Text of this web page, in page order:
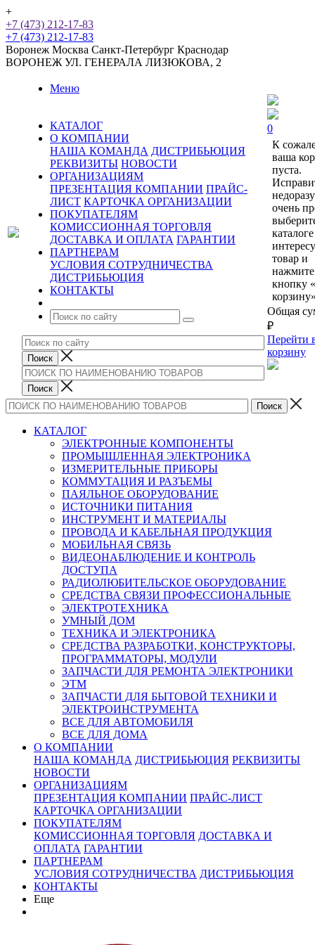
+
+7 (473) 212-17-83
+7 (473) 212-17-83
Воронеж Москва Санкт-Петербург Краснодар
ВОРОНЕЖ УЛ. ГЕНЕРАЛА ЛИЗЮКОВА, 2
Меню
КАТАЛОГ
О КОМПАНИИ
НАША КОМАНДА ДИСТРИБЬЮЦИЯ
РЕКВИЗИТЫ НОВОСТИ
ОРГАНИЗАЦИЯМ
ПРЕЗЕНТАЦИЯ КОМПАНИИ ПРАЙС-
ЛИСТ КАРТОЧКА ОРГАНИЗАЦИИ
ПОКУПАТЕЛЯМ
КОМИССИОННАЯ ТОРГОВЛЯ
ДОСТАВКА И ОПЛАТА ГАРАНТИИ
ПАРТНЕРАМ
УСЛОВИЯ СОТРУДНИЧЕСТВА
ДИСТРИБЬЮЦИЯ
КОНТАКТЫ
0
К
ваша
пуста.
очень
каталоге
товар и
нажмите
кнопку
Общая
₽
Перейти
корзину
КАТАЛОГ
ЭЛЕКТРОННЫЕ КОМПОНЕНТЫ
ПРОМЫШЛЕННАЯ ЭЛЕКТРОНИКА
ИЗМЕРИТЕЛЬНЫЕ ПРИБОРЫ
КОММУТАЦИЯ И РАЗЪЕМЫ
ПАЯЛЬНОЕ ОБОРУДОВАНИЕ
ИСТОЧНИКИ ПИТАНИЯ
ИНСТРУМЕНТ И МАТЕРИАЛЫ
ПРОВОДА И КАБЕЛЬНАЯ ПРОДУКЦИЯ
МОБИЛЬНАЯ СВЯЗЬ
ВИДЕОНАБЛЮДЕНИЕ И КОНТРОЛЬ
ДОСТУПА
РАДИОЛЮБИТЕЛЬСКОЕ ОБОРУДОВАНИЕ
СРЕДСТВА СВЯЗИ ПРОФЕССИОНАЛЬНЫЕ
ЭЛЕКТРОТЕХНИКА
УМНЫЙ ДОМ
ТЕХНИКА И ЭЛЕКТРОНИКА
СРЕДСТВА РАЗРАБОТКИ, КОНСТРУКТОРЫ,
ПРОГРАММАТОРЫ, МОДУЛИ
ЗАПЧАСТИ ДЛЯ РЕМОНТА ЭЛЕКТРОНИКИ
ЭТМ
ЗАПЧАСТИ ДЛЯ БЫТОВОЙ ТЕХНИКИ И
ЭЛЕКТРОИНСТРУМЕНТА
ВСЕ ДЛЯ АВТОМОБИЛЯ
ВСЕ ДЛЯ ДОМА
О КОМПАНИИ
НАША КОМАНДА ДИСТРИБЬЮЦИЯ РЕКВИЗИТЫ
НОВОСТИ
ОРГАНИЗАЦИЯМ
ПРЕЗЕНТАЦИЯ КОМПАНИИ ПРАЙС-ЛИСТ
КАРТОЧКА ОРГАНИЗАЦИИ
ПОКУПАТЕЛЯМ
КОМИССИОННАЯ ТОРГОВЛЯ ДОСТАВКА И
ОПЛАТА ГАРАНТИИ
ПАРТНЕРАМ
УСЛОВИЯ СОТРУДНИЧЕСТВА ДИСТРИБЬЮЦИЯ
КОНТАКТЫ
Еще